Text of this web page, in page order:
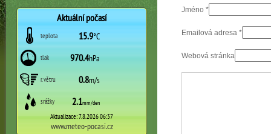
Jméno *
Emailová adresa *
Webová stránka